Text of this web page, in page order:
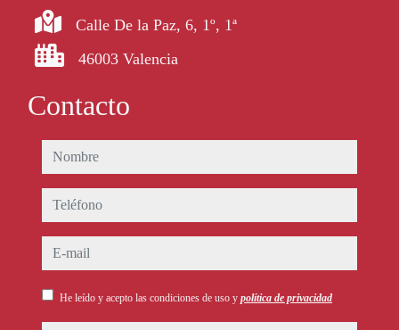
Calle De la Paz, 6, 1º, 1ª
46003 Valencia
Contacto
nombre
teléfono
e-mail
He leído y acepto las condiciones de uso y política de privacidad